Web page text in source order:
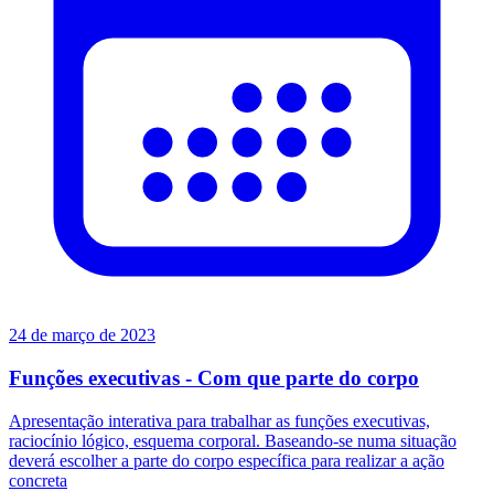
24 de março de 2023
Funções executivas - Com que parte do corpo
Apresentação interativa para trabalhar as funções executivas,
raciocínio lógico, esquema corporal. Baseando-se numa situação
deverá escolher a parte do corpo específica para realizar a ação
concreta